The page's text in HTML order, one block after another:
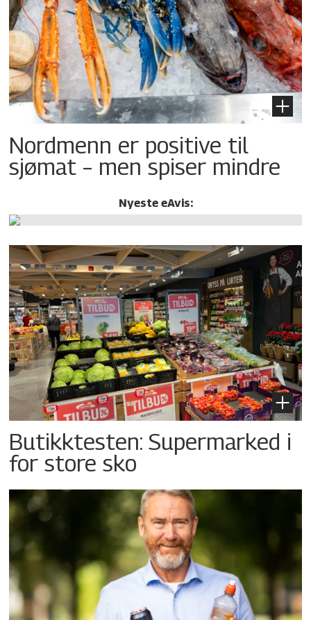
Nordmenn er positive til
sjømat – men spiser mindre
Nyeste eAvis:
Butikktesten: Supermarked i
for store sko